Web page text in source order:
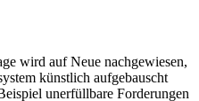
wird auf Neue nachgewiesen,
künstlich aufgebauscht
unerfüllbare Forderungen